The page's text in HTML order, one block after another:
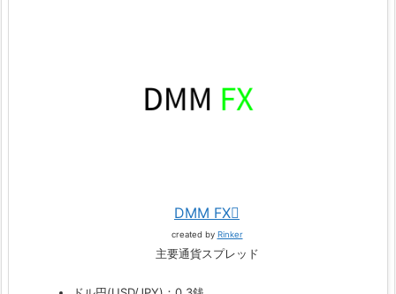
DMM FX
created by Rinker
主要通貨スプレッド